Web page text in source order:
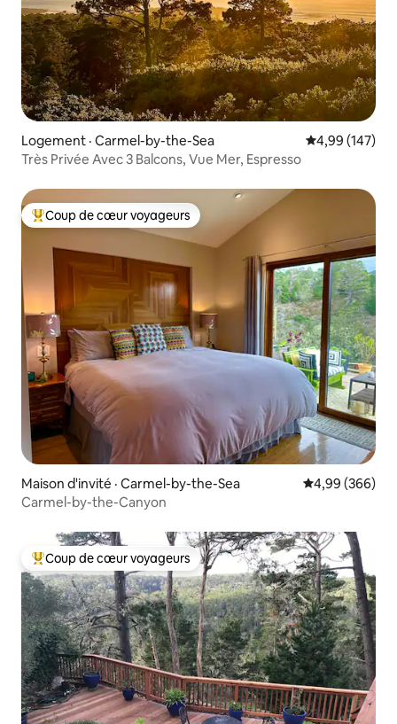
Logement · Carmel-by-the-Sea Note
4,99 (147)
Très Privée Avec 3 Balcons, Vue Mer, Espresso
Coup de cœur voyageurs parmi les plus aimés
Coup de cœur voyageurs
Maison d'invité · Carmel-by-the-Sea Note
4,99 (366)
Carmel-by-the-Canyon
Coup de cœur voyageurs parmi les plus aimés
Coup de cœur voyageurs